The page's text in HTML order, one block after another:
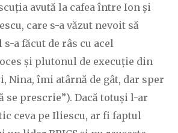
avută la cafea între Ion și
care s-a văzut nevoit să
s-a făcut de râs cu acel
și plutonul de execuție din
Nina, îmi atârnă de gât, dar sper
se prescrie”). Dacă totuși l-ar
ceva pe Iliescu, ar fi faptul